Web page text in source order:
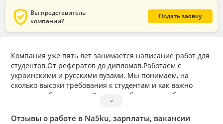
verified_user Вы представитель
компании?
Подать заявку
Компания уже пять лет занимается написание работ для
студентов.От рефератов до дипломов.Работаем с
украинскими и русскими вузами. Мы понимаем, на
сколько высоки требования к студентам и как важно
сдавать работы в срок. За годы работы мы отобрали
лучших специалистов, изучили требования различных
учебных заведений, чтобы выполнить вашу работу на 5
˅
Отзывы о работе в Na5ku, зарплаты, вакансии